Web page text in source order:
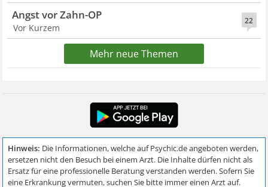
22
Angst vor Zahn-OP
Vor Kurzem
Mehr neue Themen